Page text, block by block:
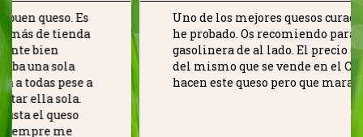
Uno de los mejores quesos curados de oveja que
he probado. Os recomiendo para aquí o en la
gasolinera de al lado. El precio está a la mitad
del mismo que se vende en el Corte Inglés. Sólo
hacen este queso pero que maravilla.